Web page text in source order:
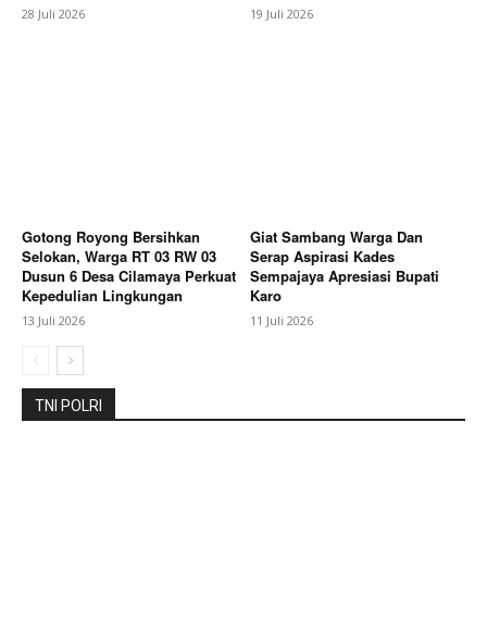
28 Juli 2026 19 Juli 2026
Gotong Royong Bersihkan
Selokan, Warga RT 03 RW 03
Dusun 6 Desa Cilamaya Perkuat
Kepedulian Lingkungan
13 Juli 2026
Giat Sambang Warga Dan
Serap Aspirasi Kades
Sempajaya Apresiasi Bupati
Karo
11 Juli 2026
TNI POLRI